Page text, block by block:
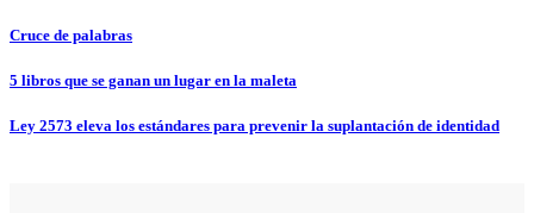
Cruce de palabras
5 libros que se ganan un lugar en la maleta
Ley 2573 eleva los estándares para prevenir la suplantación de identidad